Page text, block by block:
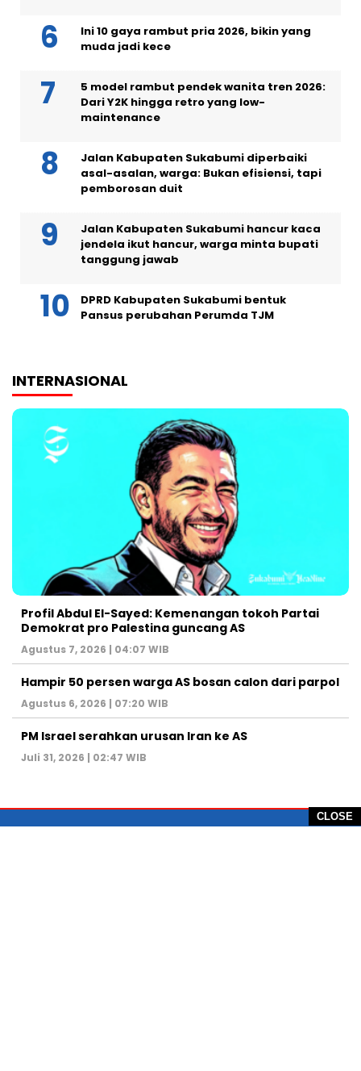
CLOSE
Ini 10 gaya rambut pria 2026, bikin yang
muda jadi kece
5 model rambut pendek wanita tren 2026:
Dari Y2K hingga retro yang low-
maintenance
Jalan Kabupaten Sukabumi diperbaiki
asal-asalan, warga: Bukan efisiensi, tapi
pemborosan duit
Jalan Kabupaten Sukabumi hancur kaca
jendela ikut hancur, warga minta bupati
tanggung jawab
DPRD Kabupaten Sukabumi bentuk
Pansus perubahan Perumda TJM
INTERNASIONAL
Profil Abdul El-Sayed: Kemenangan tokoh Partai
Demokrat pro Palestina guncang AS
Agustus 7, 2026 | 04:07 WIB
Hampir 50 persen warga AS bosan calon dari parpol
Agustus 6, 2026 | 07:20 WIB
PM Israel serahkan urusan Iran ke AS
Juli 31, 2026 | 02:47 WIB